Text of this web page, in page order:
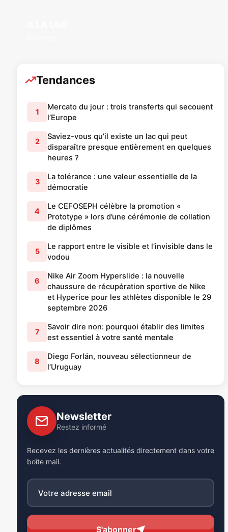
Tendances
1
Mercato du jour : trois transferts qui secouent
l’Europe
2
Saviez-vous qu’il existe un lac qui peut
disparaître presque entièrement en quelques
heures ?
3
La tolérance : une valeur essentielle de la
démocratie
4
Le CEFOSEPH célèbre la promotion «
Prototype » lors d’une cérémonie de collation
de diplômes
5
Le rapport entre le visible et l’invisible dans le
vodou
6
Nike Air Zoom Hyperslide : la nouvelle
chaussure de récupération sportive de Nike
et Hyperice pour les athlètes disponible le 29
septembre 2026
7
Savoir dire non: pourquoi établir des limites
est essentiel à votre santé mentale
8
Diego Forlán, nouveau sélectionneur de
l’Uruguay
Newsletter
Restez informé
Recevez les dernières actualités directement dans votre
boîte mail.
S'abonner